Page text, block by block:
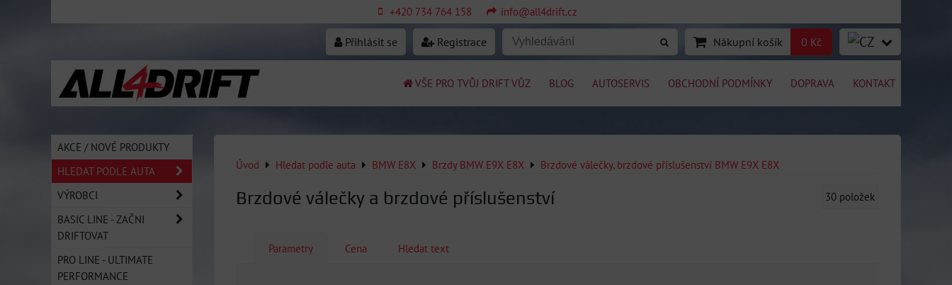
+420 734 764 158 info@all4drift.cz
Přihlásit se Registrace Nákupní košík 0 Kč
VŠE PRO TVŮJ DRIFT VŮZ BLOG AUTOSERVIS OBCHODNÍ PODMÍNKY DOPRAVA KONTAKT
Úvod Hledat podle auta BMW E8X Brzdy BMW E9X E8X Brzdové válečky, brzdové příslušenství BMW E9X E8X
Brzdové válečky a brzdové příslušenství 30 položek
Parametry Cena Hledat text
AKCE / NOVÉ PRODUKTY
HLEDAT PODLE AUTA
VÝROBCI
BASIC LINE - ZAČNI
DRIFTOVAT
PRO LINE - ULTIMATE
PERFORMANCE